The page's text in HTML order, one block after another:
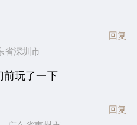
省深圳市
回复
前玩了一下
回复